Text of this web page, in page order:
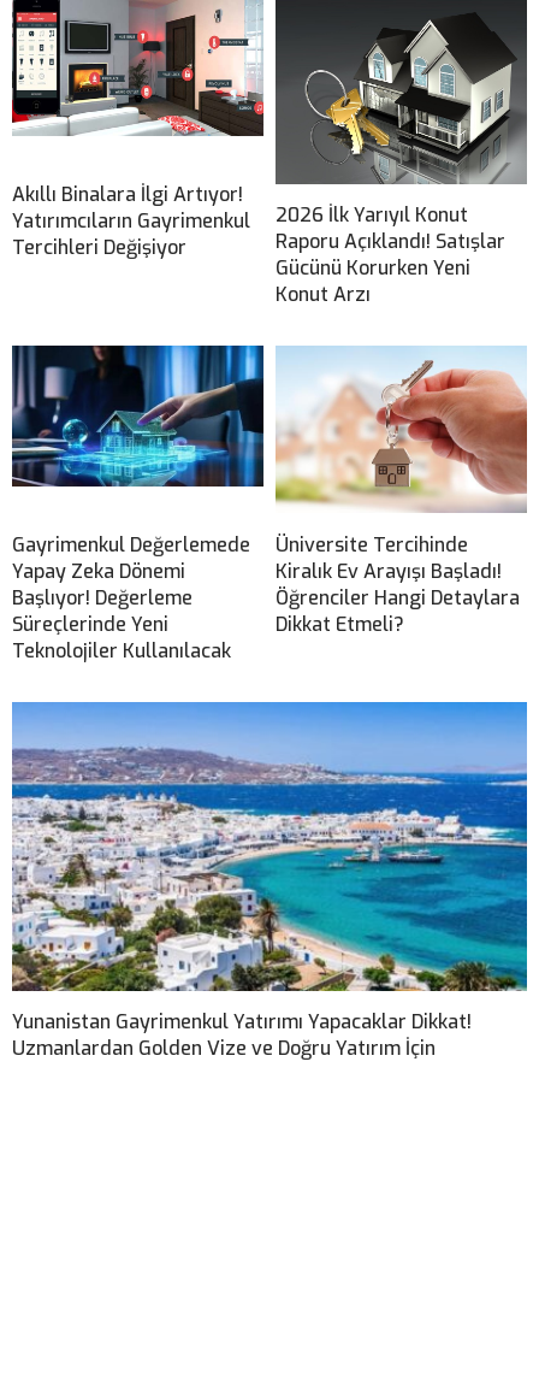
Akıllı Binalara İlgi Artıyor!
Yatırımcıların Gayrimenkul
Tercihleri Değişiyor
2026 İlk Yarıyıl Konut
Raporu Açıklandı! Satışlar
Gücünü Korurken Yeni
Konut Arzı
Gayrimenkul Değerlemede
Yapay Zeka Dönemi
Başlıyor! Değerleme
Süreçlerinde Yeni
Teknolojiler Kullanılacak
Üniversite Tercihinde
Kiralık Ev Arayışı Başladı!
Öğrenciler Hangi Detaylara
Dikkat Etmeli?
Yunanistan Gayrimenkul Yatırımı Yapacaklar Dikkat!
Uzmanlardan Golden Vize ve Doğru Yatırım İçin